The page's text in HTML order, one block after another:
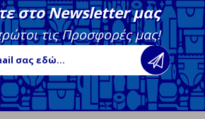
στο Newsletter μας
τις Προσφορές μας!